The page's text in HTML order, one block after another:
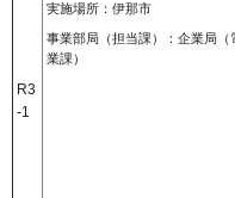
R3
-1
実施場所：伊那市
事業部局（担当課）：企業局（
業課）